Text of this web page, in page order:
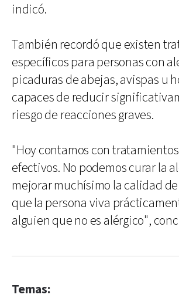
indicó.
También recordó que existen
específicos para personas con
picaduras de abejas, avispas u
capaces de reducir
riesgo de reacciones graves.
"Hoy contamos con
efectivos. No podemos curar la
mejorar muchísimo la calidad
que la persona viva
alguien que no es alérgico",
Temas: